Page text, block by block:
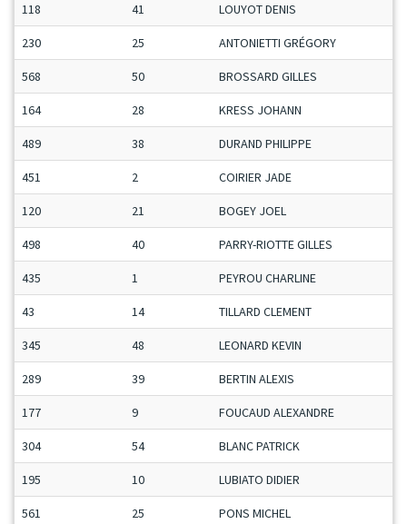
118 41 LOUYOT DENIS
230 25 ANTONIETTI GRÉGORY
568 50 BROSSARD GILLES
164 28 KRESS JOHANN
489 38 DURAND PHILIPPE
451 2 COIRIER JADE
120 21 BOGEY JOEL
498 40 PARRY-RIOTTE GILLES
435 1 PEYROU CHARLINE
43 14 TILLARD CLEMENT
345 48 LEONARD KEVIN
289 39 BERTIN ALEXIS
177 9 FOUCAUD ALEXANDRE
304 54 BLANC PATRICK
195 10 LUBIATO DIDIER
561 25 PONS MICHEL